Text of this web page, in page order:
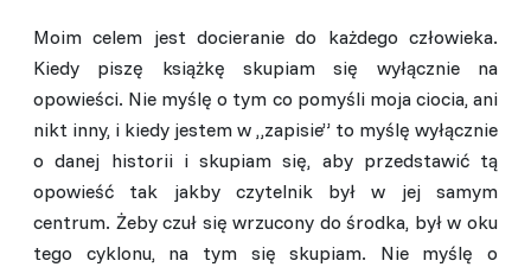
Moim celem jest docieranie do każdego człowieka.
Kiedy piszę książkę skupiam się wyłącznie na
opowieści. Nie myślę o tym co pomyśli moja ciocia, ani
nikt inny, i kiedy jestem w „zapisie” to myślę wyłącznie
o danej historii i skupiam się, aby przedstawić tą
opowieść tak jakby czytelnik był w jej samym
centrum. Żeby czuł się wrzucony do środka, był w oku
tego cyklonu, na tym się skupiam. Nie myślę o